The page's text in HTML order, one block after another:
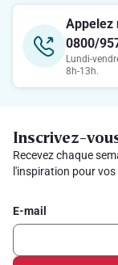
Appelez
0800/
Lundi-
8h-13h.
Inscrivez-
Recevez chaque
l'inspiration pour
E-mail